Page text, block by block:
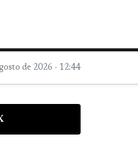
de 2026 - 12:44